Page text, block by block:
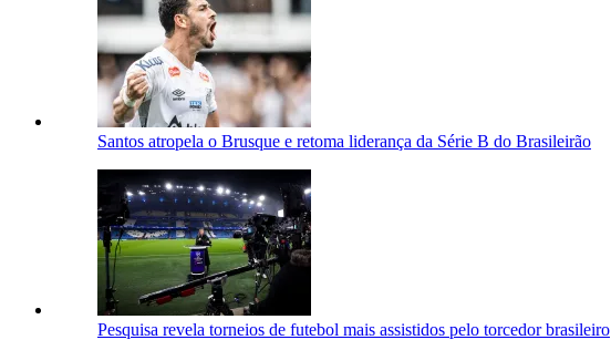
Santos atropela o Brusque e retoma liderança da Série B do Brasileirão
Pesquisa revela torneios de futebol mais assistidos pelo torcedor brasileiro